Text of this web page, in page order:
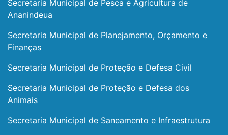
Secretaria Municipal de Pesca e Agricultura de
Ananindeua
Secretaria Municipal de Planejamento, Orçamento e
Finanças
Secretaria Municipal de Proteção e Defesa Civil
Secretaria Municipal de Proteção e Defesa dos
Animais
Secretaria Municipal de Saneamento e Infraestrutura